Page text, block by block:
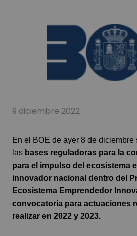
9 diciembre 2022
En el BOE de ayer 8 de diciembre
las bases reguladoras para la
para el impulso del ecosistema
innovador nacional dentro del
Ecosistema Emprendedor
convocatoria para actuaciones
realizar en 2022 y 2023.